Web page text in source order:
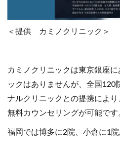
＜提供 カミノクリニック＞
カミノクリニックは東京銀座
ックはありませんが、全国120
ナルクリニックとの提携によ
無料カウンセリングが可能です
福岡では博多に2院、小倉に1院